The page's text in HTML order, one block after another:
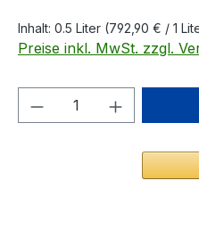
Inhalt: 0.5 Liter (792,90 € / 1
Preise inkl. MwSt. zzgl.
Produkt Anzahl: